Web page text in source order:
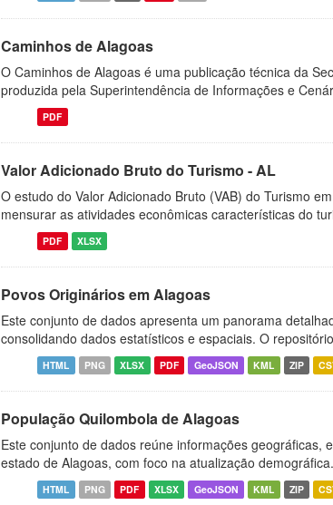
Caminhos de Alagoas
O Caminhos de Alagoas é uma publicação técnica da
produzida pela Superintendência de Informações e
PDF
Valor Adicionado Bruto do Turismo - AL
O estudo do Valor Adicionado Bruto (VAB) do Turismo
mensurar as atividades econômicas características do
PDF XLSX
Povos Originários em Alagoas
Este conjunto de dados apresenta um panorama
consolidando dados estatísticos e espaciais. O
HTML PNG XLSX PDF GeoJSON KML ZIP
População Quilombola de Alagoas
Este conjunto de dados reúne informações geográficas,
estado de Alagoas, com foco na atualização
HTML PNG PDF XLSX GeoJSON KML ZIP